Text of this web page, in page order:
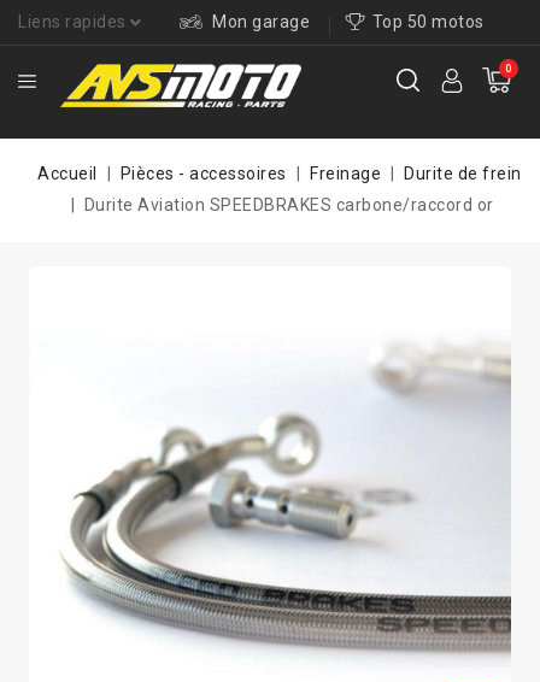
Liens rapides Mon garage Top 50 motos
0
Accueil Pièces - accessoires Freinage
Durite de frein
Durite Aviation SPEEDBRAKES carbone/raccord or